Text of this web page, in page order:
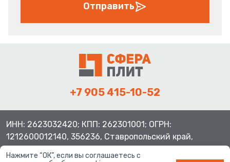
Отправить
+7 905 415-10-52
ИНН: 2623032420; КПП: 262301001; ОГРН:
1212600012140, 356236, Ставропольский край,
Нажмите “ОК”, если вы соглашаетесь с